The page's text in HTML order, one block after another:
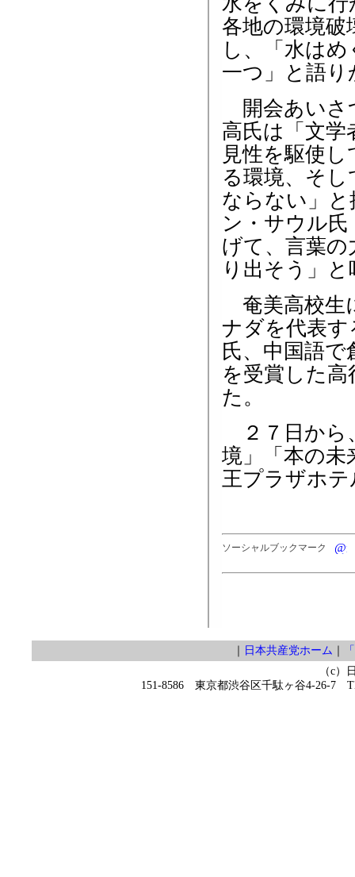
各地の環境破
し、「水は
一つ」と語
開会あいさ
高氏は「文学
見性を駆使
る環境、そ
ならない」
ン・サウル
げて、言葉
り出そう」
奄美高校生
ナダを代表
氏、中国語
を受賞した
た。
２７日から
境」「本の未
王プラザホテ
ソーシャルブックマーク
日本共産党ホーム
（c）
151-8586 東京都渋谷区千駄ヶ谷4-26-7